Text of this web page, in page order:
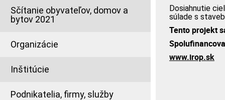
Sčítanie obyvateľov, domov a
bytov 2021
Organizácie
Inštitúcie
Podnikatelia, firmy, služby
Dosiahnutie
súlade s
Tento projekt
www.irop.sk